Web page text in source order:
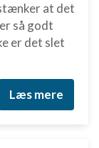
at det
så godt
er det slet
Læs mere